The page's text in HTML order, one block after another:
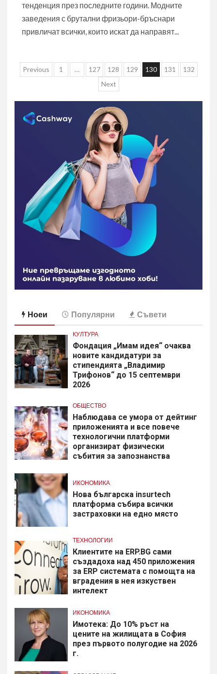
тенденция през последните години. Модните
заведения с брутални фризьори-бръснари
привличат всички, които искат да направят...
Разделяне
публикациите
на
Previous 1 … 127 128 129 130 131
132
Next
Ноеи Популярни Съвети
КУЛТУРА
Фондация „Имам идея“ очаква
новите кандидатури за
стипендията „Владимир
Трифонов“ до 15 септември
2026
ОБЩЕСТВО
Наблюдава се умора от дейтинг
приложенията и все повече
технологични платформи
организират физически
събития за запознанства
ИКОНОМИКА
Нова българска insurtech
платформа събира всички
застраховки на едно място
ТЕХНОЛОГИИ
Клиентите на ERP.BG сами
създадоха над 450 приложения
за ERP системата с помощта на
вградения в нея изкуствен
интелект
ИКОНОМИКА
Имотека: До 10% ръст на
цените на жилищата в София
през първото полугодие на 2026
г.